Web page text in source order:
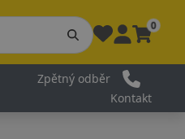
0
Zpětný odběr
Kontakt